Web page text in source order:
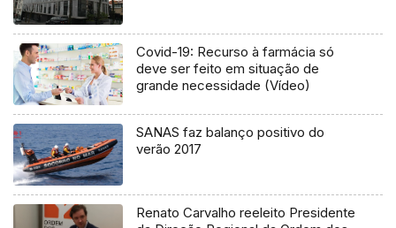
Covid-19: Recurso à farmácia só
deve ser feito em situação de
grande necessidade (Vídeo)
SANAS faz balanço positivo do
verão 2017
Renato Carvalho reeleito Presidente